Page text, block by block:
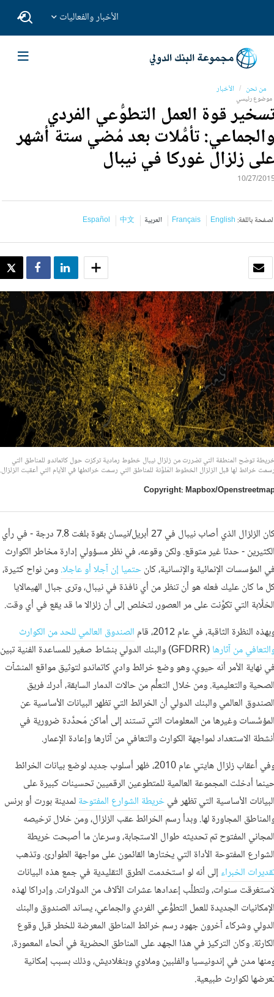
الأخبار والفعاليات
من نحن الأخبار
موضوع رئيسي
قوة العمل التطوُّعي الفردي
تأمُّلات بعد مُضي ستة أشهر
زلزال غوركا في نيبال
10/27/
باللغة:English
Français العربية 中文
Español
SHARE SHARE
توضح المنطقة التي تضررت من زلزال نيبال خطوط رمادية تركزت حول كاتماندو للمناطق التي
خرائط لها قبل الزلزال الخطوط المُلوَّنة للمناطق التي رسمت خرائطها في الأيام التي أعقبت الزلزال.
Copyright: Mapbox/
كان الزلزال الذي أصاب نيبال في 27 أبريل/نيسان بقوة بلغت 7.8 درجة - في رأي
- حدثا غير متوقع. ولكن وقوعه، في نظر مسؤولي إدارة مخاطر الكوارث
المؤسسات الإنمائية والإنسانية، كانحتميا إن آجلا أو عاجلا.ومن نواح كثيرة،
ما كان عليك فعله هو أن تنظر من أي نافذة في نيبال، وترى جبال الهيمالايا
التي تكوَّنت على مر العصور، لتخلص إلى أن زلزالا ما قد يقع في أي وقت.
النظرة الثاقبة، في عام 2012، قام
الصندوق العالمي للحد من الكوارث
من آثارها
(GFDRR) والبنك الدولي بنشاط صغير للمساعدة الفنية تبين
نهاية الأمر أنه حيوي، وهو وضع خرائط وادي كاتماندو لتوثيق مواقع المنشآت
والتعليمية. ومن خلال التعلُّم من حالات الدمار السابقة، أدرك فريق
العالمي والبنك الدولي أن الخرائط التي تظهر البيانات الأساسية عن
وغيرها من المعلومات التي تستند إلى أماكن مُحدَّدة ضرورية في
الاستعداد لمواجهة الكوارث والتعافي من آثارها وإعادة الإعمار.
وفي أعقاب زلزال هايتي عام 2010، ظهر أسلوب جديد لوضع بيانات الخرائط
أدخلت المجموعة العالمية للمتطوعين الرقميين تحسينات كبيرة على
الأساسية التي تظهر فيخريطة الشوارع المفتوحةلمدينة بورت أو برنس
المجاورة لها. وبدأ رسم الخرائط عقب الزلزال، ومن خلال ترخيصه
المفتوح تم تحديثه طوال الاستجابة، وسرعان ما أصبحت خريطة
المفتوحة الأداة التي يختارها القائمون على مواجهة الطوارئ. وتذهب
الخبراء إلى أنه لو استخدمت الطرق التقليدية في جمع هذه البيانات
سنوات، ولتطلَّب إعدادها عشرات الآلاف من الدولارات. وإدراكا لهذه
الجديدة للعمل التطوُّعي الفردي والجماعي، يساند الصندوق والبنك
وشركاء آخرون جهود رسم خرائط المناطق المعرضة للخطر قبل وقوع
وكان التركيز في هذا الجهد على المناطق الحضرية في أنحاء المعمورة،
مدن في إندونيسيا والفلبين وملاوي وبنغلاديش، وذلك بسبب إمكانية
لكوارث طبيعية.